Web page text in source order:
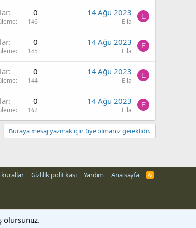
0
146
14 Ağu 2023
Ella
E
0
145
14 Ağu 2023
Ella
E
0
144
14 Ağu 2023
Ella
E
0
162
14 Ağu 2023
Ella
E
Buraya mesaj yazmak için üye olmanız gereklidir.
kurallar Gizlilik politikası Yardım Ana sayfa
R
olursunuz.